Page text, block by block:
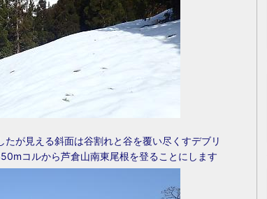
が見える斜面は谷割れと谷を覆い尽くすデブリ
コルから芦倉山南東尾根を登ることにします